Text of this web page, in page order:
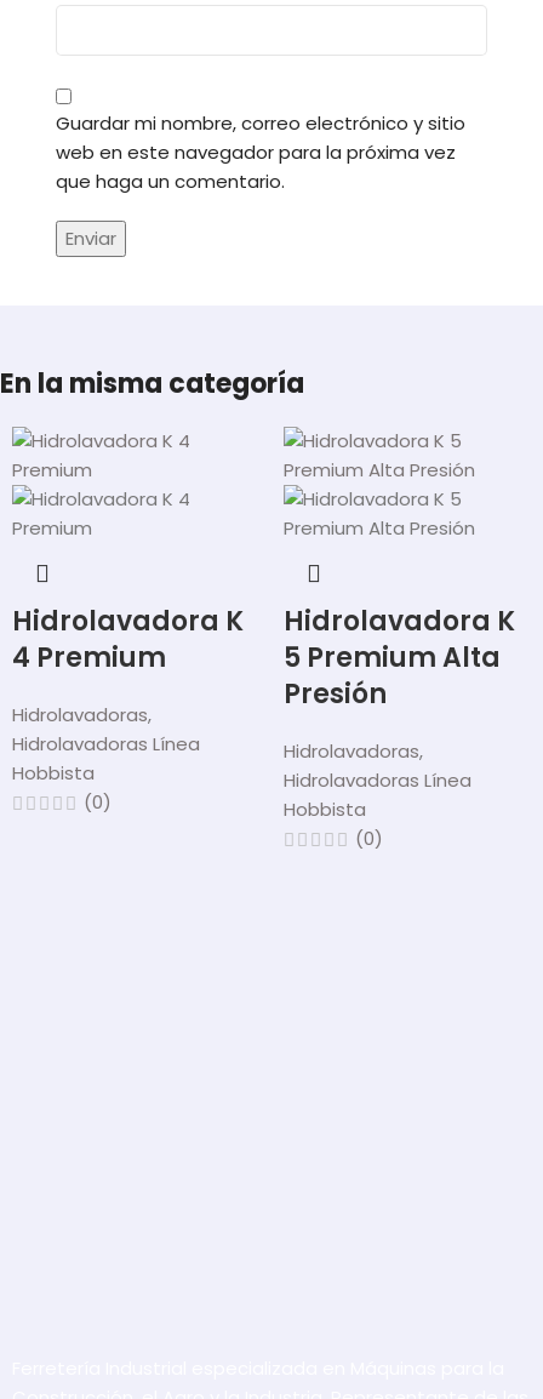
Guardar mi nombre, correo electrónico y sitio
web en este navegador para la próxima vez
que haga un comentario.
En la misma categoría
Hidrolavadora K
4 Premium
Hidrolavadoras,
Hidrolavadoras Línea
Hobbista
(0)
Hidrolavadora K
5 Premium Alta
Presión
Hidrolavadoras,
Hidrolavadoras Línea
Hobbista
(0)